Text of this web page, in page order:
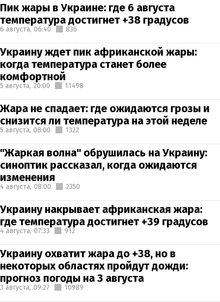
Пик жары в Украине: где 6 августа
температура достигнет +38 градусов
6 августа, 06:40 836
Украину ждет пик африканской жары:
когда температура станет более
комфортной
5 августа, 20:00 11498
Жара не спадает: где ожидаются грозы и
снизится ли температура на этой неделе
5 августа, 08:00 1322
"Жаркая волна" обрушилась на Украину:
синоптик рассказал, когда ожидаются
изменения
4 августа, 08:00 2350
Украину накрывает африканская жара:
где температура достигнет +39 градусов
4 августа, 07:33 912
Украину охватит жара до +38, но в
некоторых областях пройдут дожди:
прогноз погоды на 3 августа
3 августа, 09:27 10989